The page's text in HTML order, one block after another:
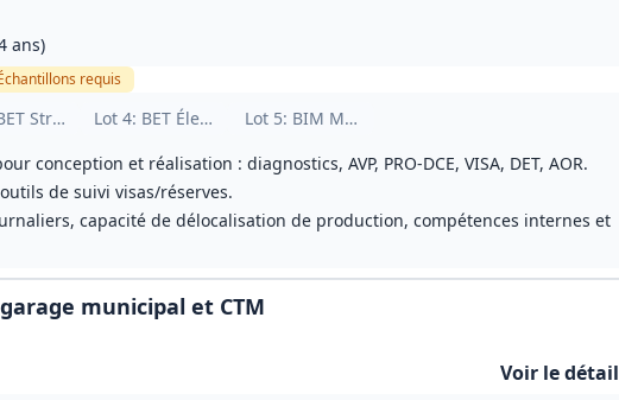
/ Fluides
Structure / Sol‑Structure
Lot 4: BET Électricité CFO / CFA
Lot 5: BIM Modeleur / BIM Manager
conception et réalisation : diagnostics, AVP, PRO‑DCE, VISA, DET, AOR.
de suivi visas/réserves.
capacité de délocalisation de production, compétences internes et
ans)
requis
municipal et CTM
Voir le détail